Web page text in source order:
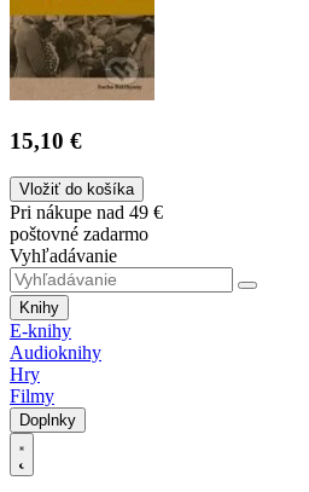
15,10 €
Vložiť do košíka
Pri nákupe nad 49 €
poštovné zadarmo
Vyhľadávanie
Knihy
E-knihy
Audioknihy
Hry
Filmy
Doplnky